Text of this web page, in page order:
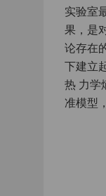
实验室
果，是
论存在
下建立
热 力学
准模型